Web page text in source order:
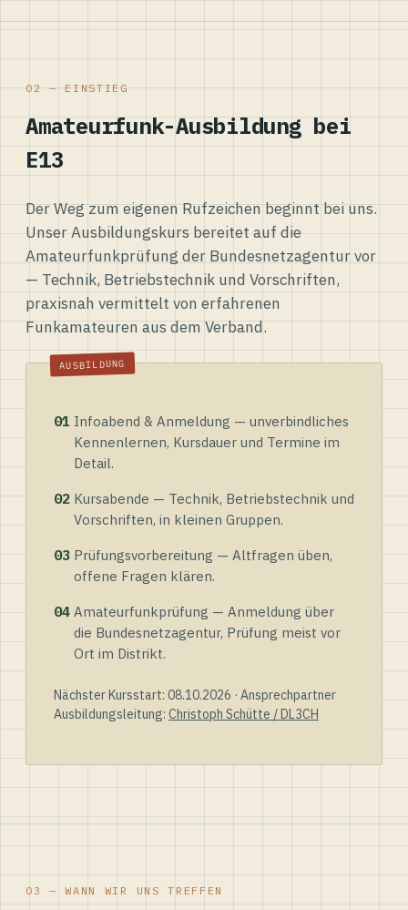
02 — EINSTIEG
Amateurfunk-Ausbildung bei
E13
Der Weg zum eigenen Rufzeichen beginnt bei uns.
Unser Ausbildungskurs bereitet auf die
Amateurfunkprüfung der Bundesnetzagentur vor
— Technik, Betriebstechnik und Vorschriften,
praxisnah vermittelt von erfahrenen
Funkamateuren aus dem Verband.
01 Infoabend & Anmeldung — unverbindliches
Kennenlernen, Kursdauer und Termine im
Detail.
02 Kursabende — Technik, Betriebstechnik und
Vorschriften, in kleinen Gruppen.
03 Prüfungsvorbereitung — Altfragen üben,
offene Fragen klären.
04 Amateurfunkprüfung — Anmeldung über
die Bundesnetzagentur, Prüfung meist vor
Ort im Distrikt.
Nächster Kursstart: 08.10.2026 · Ansprechpartner
Ausbildungsleitung: Christoph Schütte / DL3CH
03 — WANN WIR UNS TREFFEN